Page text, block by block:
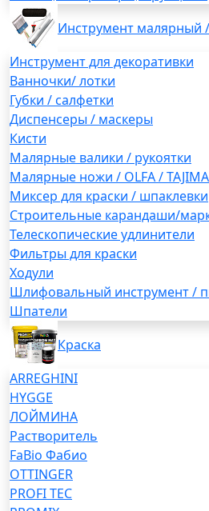
Инструмент малярный
Инструмент для декоративки
Ванночки/ лотки
Губки / салфетки
Диспенсеры / маскеры
Кисти
Малярные валики / рукоятки
Малярные ножи / OLFA /
Миксер для краски / шпаклевки
Строительные карандаши/
Телескопические удлинители
Фильтры для краски
Ходули
Шлифовальный инструмент /
Шпатели
Краска
ARREGHINI
HYGGE
ЛОЙМИНА
Растворитель
FaBio Фабио
OTTINGER
PROFI TEC